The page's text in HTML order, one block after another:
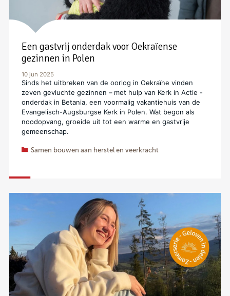
Een gastvrij onderdak voor Oekraïense
gezinnen in Polen
10 jun 2025
Sinds het uitbreken van de oorlog in Oekraïne vinden
zeven gevluchte gezinnen – met hulp van Kerk in Actie -
onderdak in Betania, een voormalig vakantiehuis van de
Evangelisch-Augsburgse Kerk in Polen. Wat begon als
noodopvang, groeide uit tot een warme en gastvrije
gemeenschap.
Samen bouwen aan herstel en veerkracht